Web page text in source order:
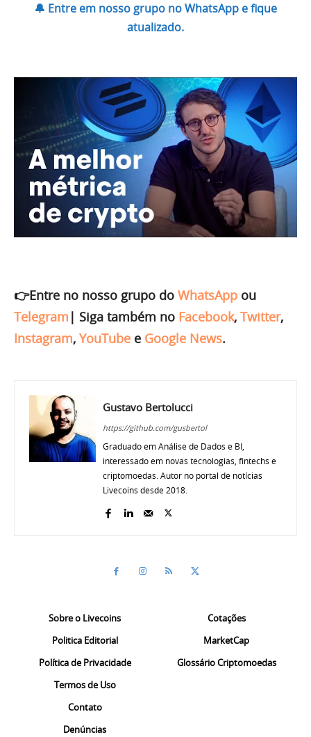
🔔 Entre em nosso grupo no WhatsApp e fique
atualizado.
👉Entre no nosso grupo do WhatsApp ou
Telegram | Siga também no Facebook, Twitter,
Instagram, YouTube e Google News.
Gustavo Bertolucci
https://github.com/gusbertol
Graduado em Análise de Dados e BI,
interessado em novas tecnologias, fintechs e
criptomoedas. Autor no portal de notícias
Livecoins desde 2018.
Sobre o Livecoins
Politica Editorial
Política de Privacidade
Termos de Uso
Contato
Denúncias
Cotações
MarketCap
Glossário Criptomoedas